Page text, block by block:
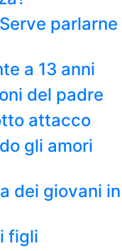
parlarne
a 13 anni
del padre
attacco
gli amori
dei giovani in
figli